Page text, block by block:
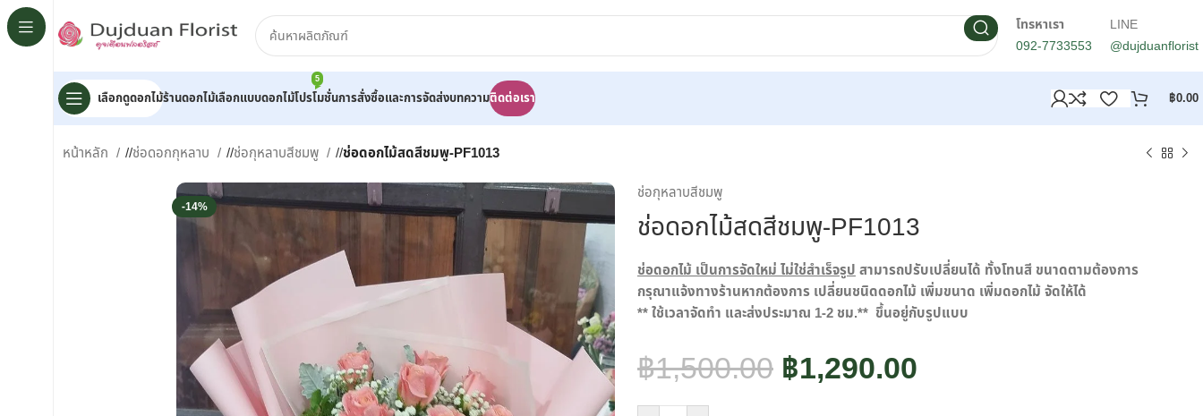
โทรหาเรา
092-7733553
LINE
@dujduanflorist
เลือกดูดอกไม้ร้านดอกไม้เลือกแบบดอกไม้โปรโมชั่น
5
การสั่งซื้อและการจัดส่งบทความติดต่อเรา ฿0.00
หน้าหลัก / ช่อดอกกุหลาบ / ช่อกุหลาบสีชมพู /ช่อดอกไม้สดสีชมพู-PF1013
-14%
ช่อกุหลาบสีชมพู
ช่อดอกไม้สดสีชมพู-PF1013
ช่อดอกไม้ เป็นการจัดใหม่ ไม่ใช่สำเร็จรูปสามารถปรับเปลี่ยนได้ ทั้งโทนสี ขนาดตามต้องการ
กรุณาแจ้งทางร้านหากต้องการ เปลี่ยนชนิดดอกไม้ เพิ่มขนาด เพิ่มดอกไม้ จัดให้ได้
** ใช้เวลาจัดทำ และส่งประมาณ 1-2 ชม.** ขึ้นอยู่กับรูปแบบ
฿1,500.00 ฿1,290.00